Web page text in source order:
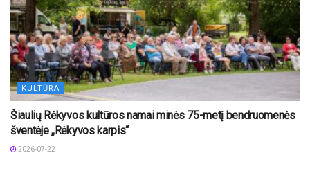
KULTŪRA
Šiaulių Rėkyvos kultūros namai minės 75-metį bendruomenės
šventėje „Rėkyvos karpis“
2026-07-22